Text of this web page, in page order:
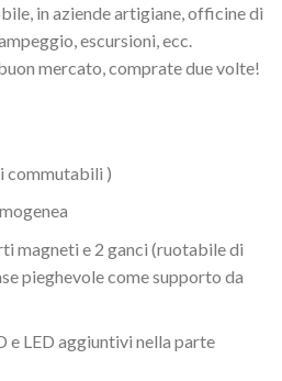
in aziende artigiane, officine di
escursioni, ecc.
mercato, comprate due volte!
commutabili )
magneti e 2 ganci (ruotabile di
pieghevole come supporto da
e LED aggiuntivi nella parte